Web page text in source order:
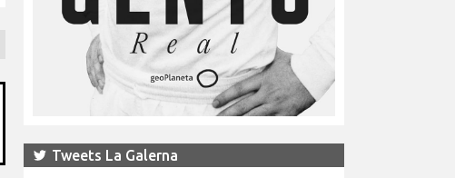
Tweets La Galerna